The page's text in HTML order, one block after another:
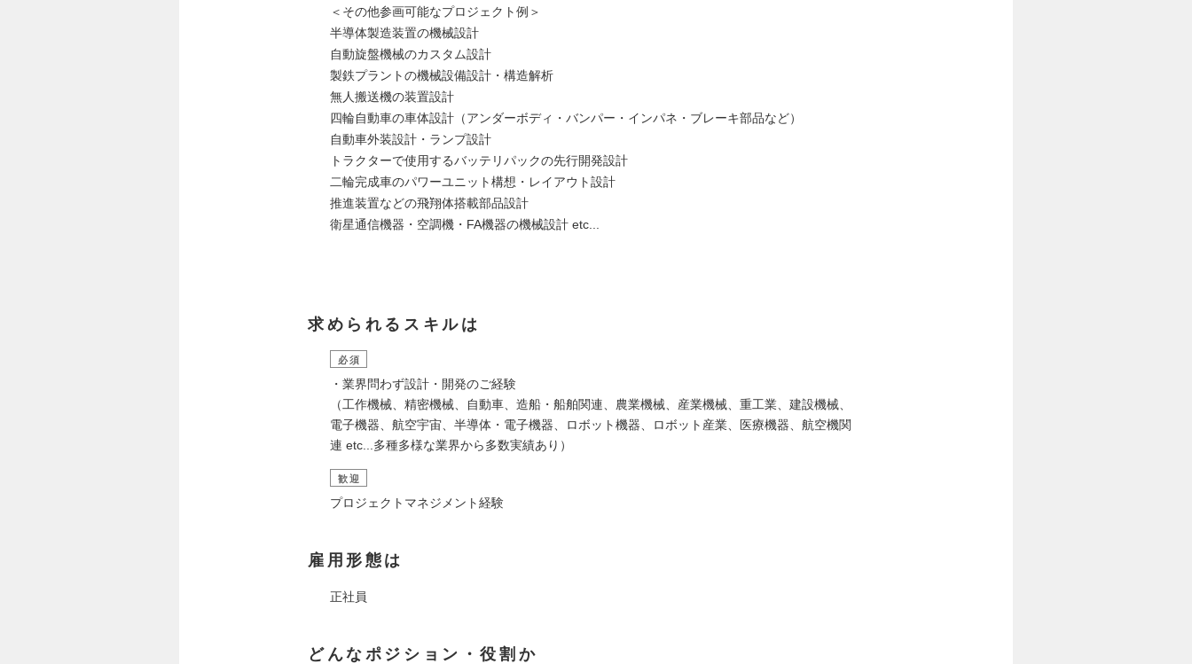
＜その他参画可能なプロジェクト例＞
半導体製造装置の機械設計
自動旋盤機械のカスタム設計
製鉄プラントの機械設備設計・構造解析
無人搬送機の装置設計
四輪自動車の車体設計（アンダーボディ・バンパー・インパネ・ブレーキ部品など）
自動車外装設計・ランプ設計
トラクターで使用するバッテリパックの先行開発設計
二輪完成車のパワーユニット構想・レイアウト設計
推進装置などの飛翔体搭載部品設計
衛星通信機器・空調機・FA機器の機械設計 etc...
求められるスキルは
必須
・業界問わず設計・開発のご経験
（工作機械、精密機械、自動車、造船・船舶関連、農業機械、産業機械、重工業、建設機械、
電子機器、航空宇宙、半導体・電子機器、ロボット機器、ロボット産業、医療機器、航空機関
連 etc...多種多様な業界から多数実績あり）
歓迎
プロジェクトマネジメント経験
雇用形態は
正社員
どんなポジション・役割か